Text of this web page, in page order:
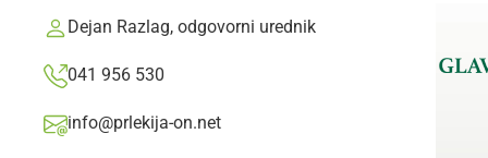
Dejan Razlag, odgovorni urednik
041 956 530
info@prlekija-on.net